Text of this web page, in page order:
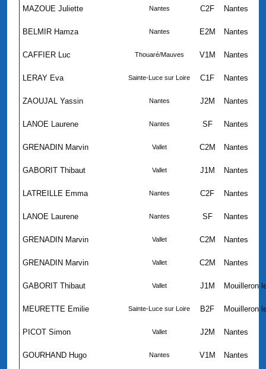
MAZOUE Juliette Nantes C2F Nantes
BELMIR Hamza Nantes E2M Nantes
CAFFIER Luc Thouaré/Mauves V1M Nantes
LERAY Eva Sainte-Luce sur Loire C1F Nantes
ZAOUJAL Yassin Nantes J2M Nantes
LANOE Laurene Nantes SF Nantes
GRENADIN Marvin Vallet C2M Nantes
GABORIT Thibaut Vallet J1M Nantes
LATREILLE Emma Nantes C2F Nantes
LANOE Laurene Nantes SF Nantes
GRENADIN Marvin Vallet C2M Nantes
GRENADIN Marvin Vallet C2M Nantes
GABORIT Thibaut Vallet J1M Mouilleron
MEURETTE Emilie Sainte-Luce sur Loire B2F Mouilleron
PICOT Simon Vallet J2M Nantes
GOURHAND Hugo Nantes V1M Nantes